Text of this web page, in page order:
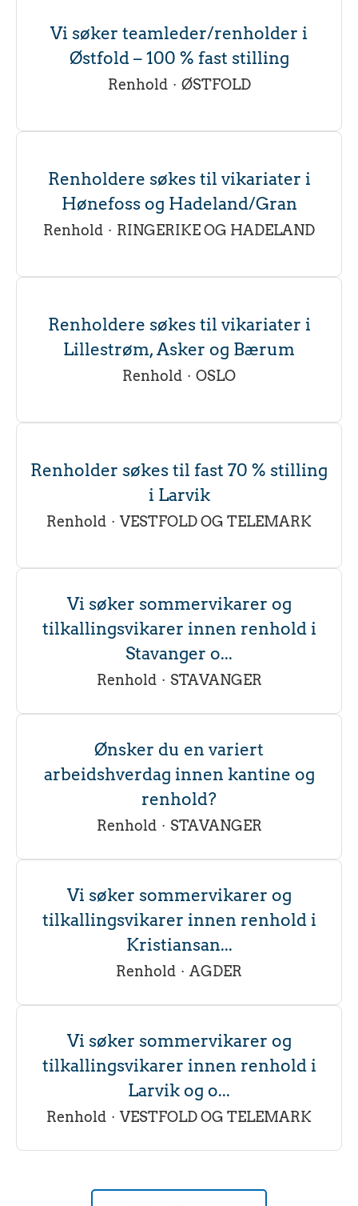
Vi søker teamleder/renholder i
Østfold – 100 % fast stilling
Renhold · ØSTFOLD
Renholdere søkes til vikariater i
Hønefoss og Hadeland/Gran
Renhold · RINGERIKE OG HADELAND
Renholdere søkes til vikariater i
Lillestrøm, Asker og Bærum
Renhold · OSLO
Renholder søkes til fast 70 % stilling
i Larvik
Renhold · VESTFOLD OG TELEMARK
Vi søker sommervikarer og
tilkallingsvikarer innen renhold i
Stavanger o...
Renhold · STAVANGER
Ønsker du en variert
arbeidshverdag innen kantine og
renhold?
Renhold · STAVANGER
Vi søker sommervikarer og
tilkallingsvikarer innen renhold i
Kristiansan...
Renhold · AGDER
Vi søker sommervikarer og
tilkallingsvikarer innen renhold i
Larvik og o...
Renhold · VESTFOLD OG TELEMARK